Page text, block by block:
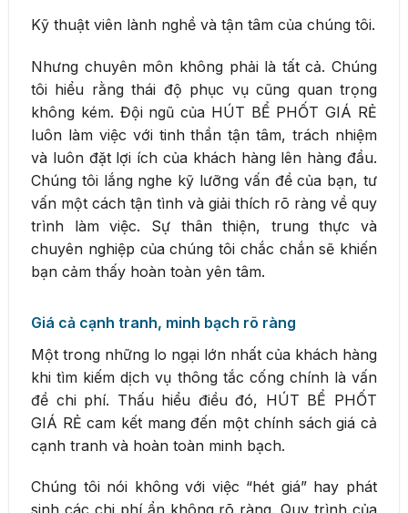
Kỹ thuật viên lành nghề và tận tâm của chúng tôi.
Nhưng chuyên môn không phải là tất cả. Chúng
tôi hiểu rằng thái độ phục vụ cũng quan trọng
không kém. Đội ngũ của HÚT BỂ PHỐT GIÁ RẺ
luôn làm việc với tinh thần tận tâm, trách nhiệm
và luôn đặt lợi ích của khách hàng lên hàng đầu.
Chúng tôi lắng nghe kỹ lưỡng vấn đề của bạn, tư
vấn một cách tận tình và giải thích rõ ràng về quy
trình làm việc. Sự thân thiện, trung thực và
chuyên nghiệp của chúng tôi chắc chắn sẽ khiến
bạn cảm thấy hoàn toàn yên tâm.
Giá cả cạnh tranh, minh bạch rõ ràng
Một trong những lo ngại lớn nhất của khách hàng
khi tìm kiếm dịch vụ thông tắc cống chính là vấn
đề chi phí. Thấu hiểu điều đó, HÚT BỂ PHỐT
GIÁ RẺ cam kết mang đến một chính sách giá cả
cạnh tranh và hoàn toàn minh bạch.
Chúng tôi nói không với việc “hét giá” hay phát